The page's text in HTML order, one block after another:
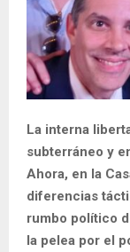
La interna
subterráneo y
Ahora, en la
diferencias
rumbo político
la pelea por el